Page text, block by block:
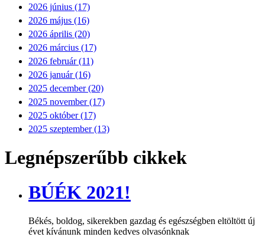
2026 június (17)
2026 május (16)
2026 április (20)
2026 március (17)
2026 február (11)
2026 január (16)
2025 december (20)
2025 november (17)
2025 október (17)
2025 szeptember (13)
Legnépszerűbb cikkek
BÚÉK 2021!
Békés, boldog, sikerekben gazdag és egészségben eltöltött új
évet kívánunk minden kedves olvasónknak